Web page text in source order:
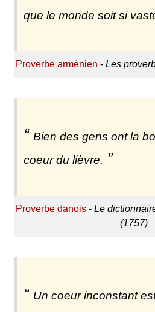
que le monde soit si
Proverbe arménien - Les
Bien des gens ont la
coeur du lièvre.
Proverbe danois -Le
(1757)
Un coeur inconstant